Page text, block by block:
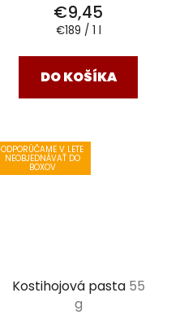
€9,45
Jednotková
€189 / 1 l
DO KOŠÍKA
ODPORÚČAME V LETE
NEOBJEDNÁVAŤ DO
BOXOV
Kostihojová pasta 55
g